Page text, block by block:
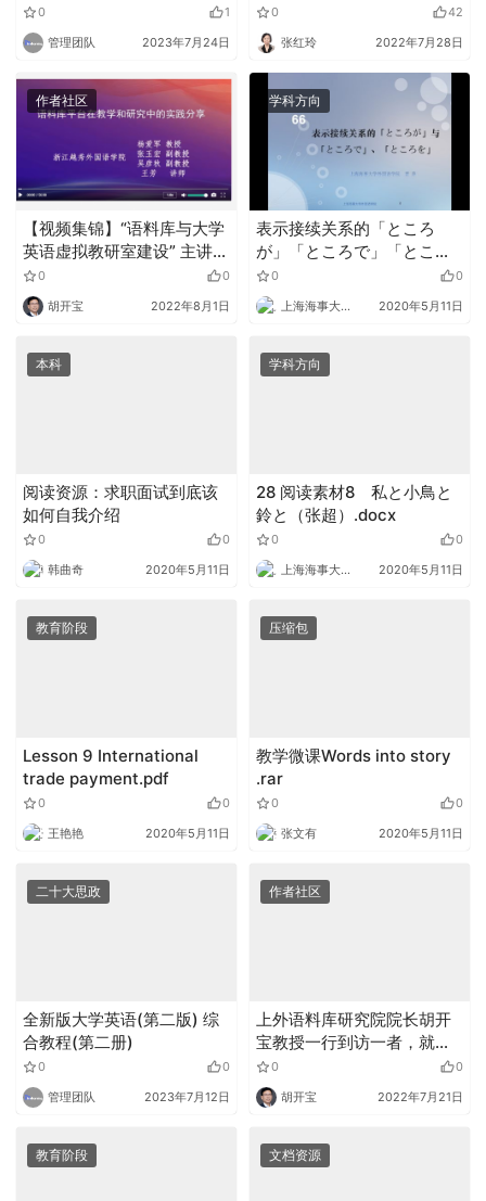
0 1
管理团队 2023年7月24日
0 42
张红玲 2022年7月28日
作者社区
【视频集锦】“语料库与大学
英语虚拟教研室建设” 主讲
人：杨爱军教授 张玉宏副教
授 吴彦秋副教授 王芳讲师
0 0
胡开宝 2022年8月1日
学科方向
表示接续关系的「ところ
が」「ところで」「ところ
を」.pptx
0 0
上海海事大学外语 2020年5月11日
本科
阅读资源：求职面试到底该
如何自我介绍
0 0
韩曲奇 2020年5月11日
学科方向
28 阅读素材8 私と小鳥と
鈴と（张超）.docx
0 0
上海海事大学外语 2020年5月11日
教育阶段
Lesson 9 International
trade payment.pdf
0 0
王艳艳 2020年5月11日
压缩包
教学微课Words into story
.rar
0 0
张文有 2020年5月11日
二十大思政
全新版大学英语(第二版) 综
合教程(第二册)
0 0
管理团队 2023年7月12日
作者社区
上外语料库研究院院长胡开
宝教授一行到访一者，就未
来多项合作达成共识
0 0
胡开宝 2022年7月21日
教育阶段 文档资源